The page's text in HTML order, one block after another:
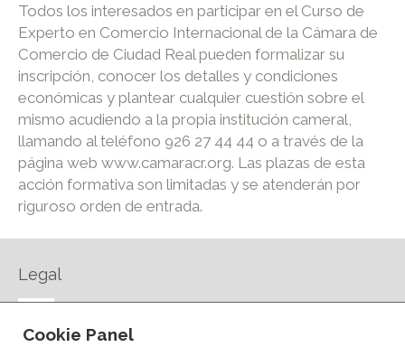
Todos los interesados en participar en el Curso de
Experto en Comercio Internacional de la Cámara de
Comercio de Ciudad Real pueden formalizar su
inscripción, conocer los detalles y condiciones
económicas y plantear cualquier cuestión sobre el
mismo acudiendo a la propia institución cameral,
llamando al teléfono 926 27 44 44 o a través de la
página web www.camaracr.org. Las plazas de esta
acción formativa son limitadas y se atenderán por
riguroso orden de entrada.
Legal
AVISO LEGAL
Cookie Panel